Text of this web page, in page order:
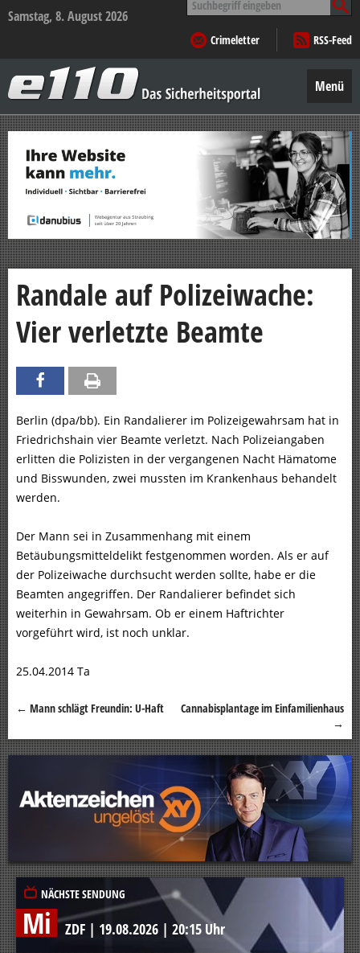
Samstag, 8. August 2026
nach:
Crimeletter
RSS-Feed
–
Das
Sicherheitsportal
Menü
Zum
Inhalt
springen
Randale auf Polizeiwache:
Vier verletzte Beamte
Berlin (dpa/bb). Ein Randalierer im Polizeigewahrsam hat in
Friedrichshain vier Beamte verletzt. Nach Polizeiangaben
erlitten die Polizisten in der vergangenen Nacht Hämatome
und Bisswunden, zwei mussten im Krankenhaus behandelt
werden.
Der Mann sei in Zusammenhang mit einem
Betäubungsmitteldelikt festgenommen worden. Als er auf
der Polizeiwache durchsucht werden sollte, habe er die
Beamten angegriffen. Der Randalierer befindet sich
weiterhin in Gewahrsam. Ob er einem Haftrichter
vorgeführt wird, ist noch unklar.
25.04.2014 Ta
Beitragsnavigation
← Mann schlägt Freundin: U-Haft
Cannabisplantage im Einfamilienhaus
→
NÄCHSTE SENDUNG
Mi ZDF | 19.08.2026 | 20:15 Uhr